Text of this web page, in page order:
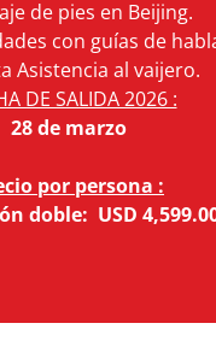
de pies en Beijing.
con guías de
Asistencia al vaijero.
DE SALIDA 2026 :
28 de marzo
por persona :
doble: USD